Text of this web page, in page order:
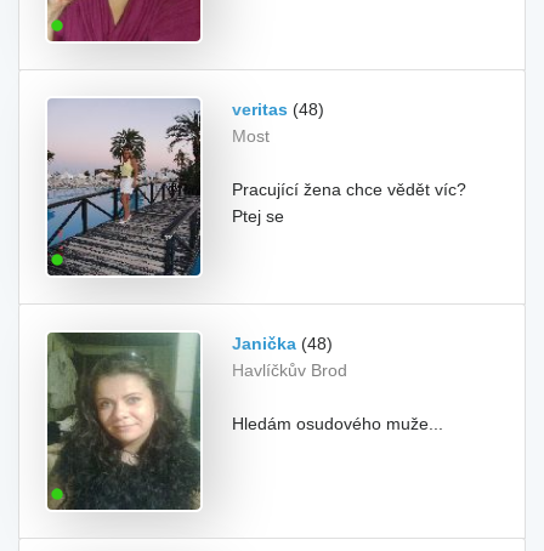
veritas (48)
Most
Pracující žena chce vědět víc?
Ptej se
Janička (48)
Havlíčkův Brod
Hledám osudového muže...